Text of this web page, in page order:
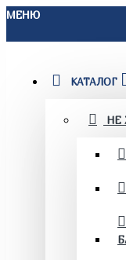
МЕНЮ
КАТАЛОГ
НЕ